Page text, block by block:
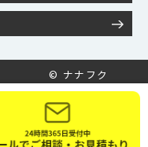
© ナナフク